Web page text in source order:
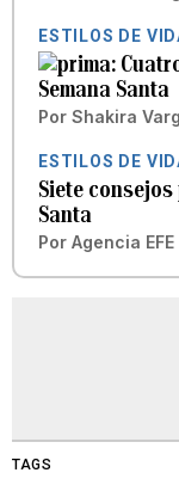
ESTILOS DE
Semana Santa
Por Shakira
ESTILOS DE
Siete
Santa
Por Agencia EFE
TAGS